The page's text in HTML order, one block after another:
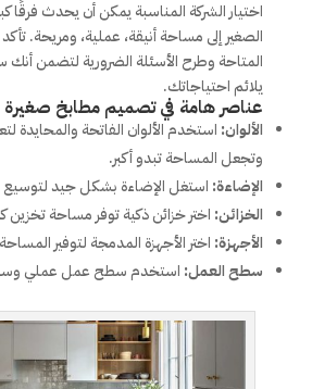
اختيار الشركة المناسبة يمكن أن يحدث فرقًا
الصغير إلى مساحة أنيقة، عملية، ومريحة.
المتاحة وطرح الأسئلة الضرورية لتضمن
يلائم احتياجاتك.
عناصر هامة في تصميم مطابخ صغيرة
الألوان: استخدم الألوان الفاتحة والمحايدة
وتجعل المساحة تبدو أكبر.
الإضاءة: استغل الإضاءة بشكل جيد لتوسيع
الخزائن: اختر خزائن ذكية توفر مساحة تخزين
الأجهزة: اختر الأجهزة المدمجة لتوفير
سطح العمل: استخدم سطح عمل عملي